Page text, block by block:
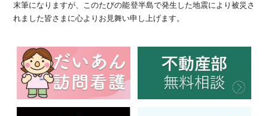
末筆になりますが、このたびの能登半島で発生した地震により被災さ
れました皆さまに心よりお見舞い申し上げます。